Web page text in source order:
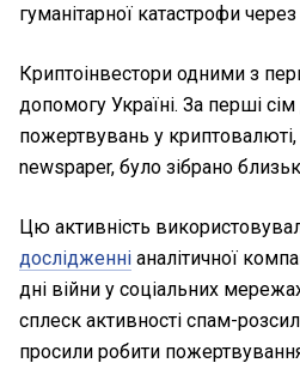
гуманітарної катастрофи
Криптоінвестори одними з
допомогу Україні. За перші
пожертвувань у
newspaper, було зібрано
Цю активність
дослідженні аналітичної
дні війни у соціальних
сплеск активності спам-
просили робити